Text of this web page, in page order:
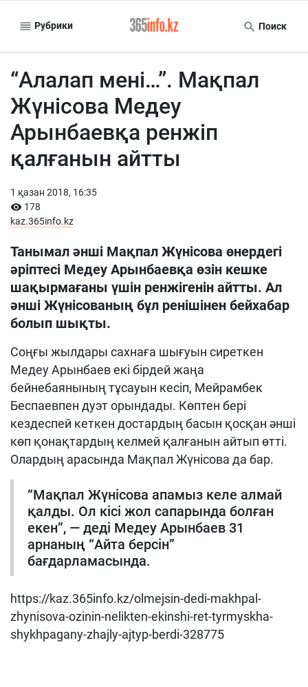
Рубрики Поиск
“Алалап мені…”. Мақпал
Жүнісова Медеу
Арынбаевқа ренжіп
қалғанын айтты
1 қазан 2018, 16:35
178
kaz.365info.kz
Танымал әнші Мақпал Жүнісова өнердегі
әріптесі Медеу Арынбаевқа өзін кешке
шақырмағаны үшін ренжігенін айтты. Ал
әнші Жүнісованың бұл ренішінен бейхабар
болып шықты.
Соңғы жылдары сахнаға шығуын сиреткен
Медеу Арынбаев екі бірдей жаңа
бейнебаянының тұсауын кесіп, Мейрамбек
Беспаевпен дуэт орындады. Көптен бері
кездеспей кеткен достардың басын қосқан әнші
көп қонақтардың келмей қалғанын айтып өтті.
Олардың арасында Мақпал Жүнісова да бар.
“Мақпал Жүнісова апамыз келе алмай
қалды. Ол кісі жол сапарында болған
екен”, — деді Медеу Арынбаев 31
арнаның “Айта берсін”
бағдарламасында.
https://kaz.365info.kz/olmejsin-dedi-makhpal-
zhynisova-ozinin-nelikten-ekinshi-ret-tyrmyskha-
shykhpagany-zhajly-ajtyp-berdi-328775